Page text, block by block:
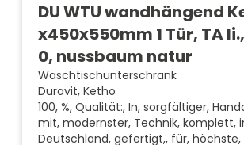
DU WTU wandhängend
x450x550mm 1 Tür, TA
0, nussbaum natur
Waschtischunterschrank
Duravit, Ketho
100, %, Qualität:, In, sorgfältiger,
mit, modernster, Technik, komplett,
Deutschland, gefertigt,, für, höchste,